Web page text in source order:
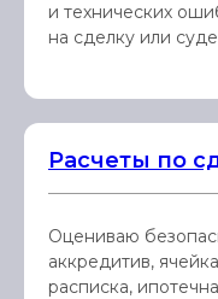
и технических
на сделку или
Расчеты по
Оцениваю
аккредитив,
расписка,